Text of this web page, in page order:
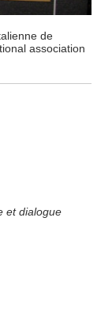
de
association
et dialogue